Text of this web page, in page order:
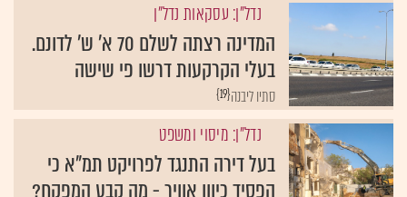
נדל"ן: עסקאות נדל"ן
המדינה רצתה לשלם 70 א' ש' לדונם.
בעלי הקרקעות דרשו פי שישה
{19}סתיו ליבנה
נדל"ן: מיסוי ומשפט
בעל דירה התנגד לפרויקט תמ"א כי